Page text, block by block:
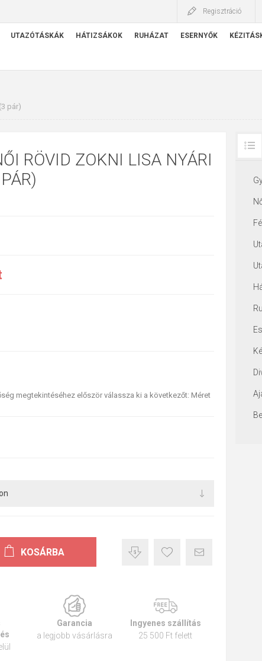
Regisztráció
UTAZÓTÁSKÁK HÁTIZSÁKOK RUHÁZAT ESERNYŐK
pár)
RÖVID ZOKNI LISA NYÁRI
megtekintéséhez először válassza ki a következőt: Méret
KOSÁRBA
Garancia
a legjobb vásárlásra
Ingyenes szállítás
25 500 Ft felett